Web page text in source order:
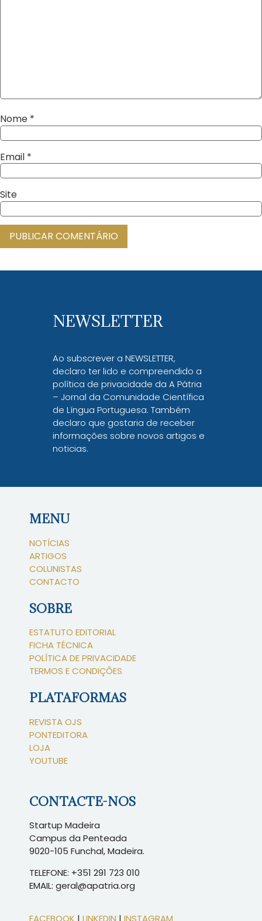
Nome *
Email *
Site
NEWSLETTER
Ao subscrever a NEWSLETTER,
declaro ter lido e compreendido a
política de privacidade da A Pátria
– Jornal da Comunidade Científica
de Língua Portuguesa. Também
declaro que gostaria de receber
informações sobre novos artigos e
noticias.
MENU
NOTÍCIAS
ARTIGOS
COLUNISTAS
CONTACTO
SOBRE
ESTATUTO EDITORIAL
FICHA TÉCNICA
POLÍTICA DE PRIVACIDADE
TERMOS E CONDIÇÕES
PLATAFORMAS
REVISTA OJS
PONTEDITORA
LOJA
YOUTUBE
CONTACTE-NOS
Startup Madeira
Campus da Penteada
9020-105 Funchal, Madeira.
TELEFONE: +351 291 723 010
EMAIL: geral@apatria.org
FACEBOOK | LINKEDIN | INSTAGRAM